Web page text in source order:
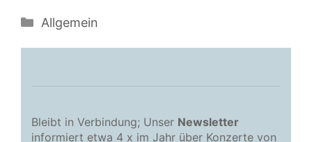
Kategorien
Allgemein
Bleibt in Verbindung; Unser Newsletter
informiert etwa 4 x im Jahr über Konzerte von